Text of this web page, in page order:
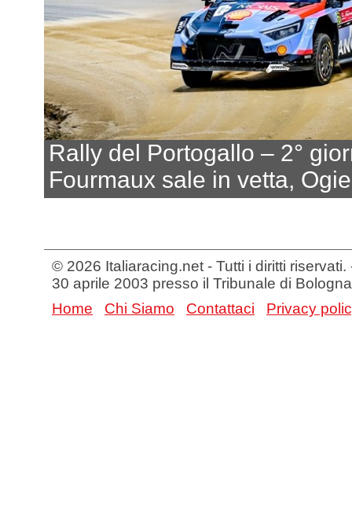
Rally del Portogallo – 2°
Fourmaux sale in vetta,
© 2026 Italiaracing.net - Tutti i diritti
30 aprile 2003 presso il Tribunale di Bologna
Home
Chi Siamo Contattaci Privacy